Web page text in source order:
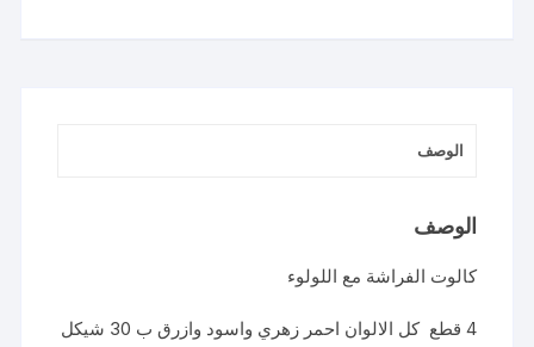
الوصف
الوصف
كالوت الفراشة مع اللولوء
4 قطع كل الالوان احمر زهري واسود وازرق ب 30 شيكل